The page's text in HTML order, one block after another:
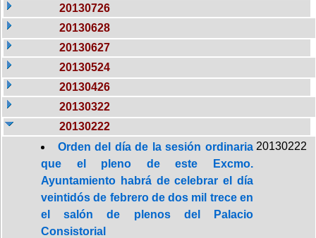
20130726
20130628
20130627
20130524
20130426
20130322
20130222
Orden del día de la sesión ordinaria
que el pleno de este Excmo.
Ayuntamiento habrá de celebrar el día
veintidós de febrero de dos mil trece en
el salón de plenos del Palacio
Consistorial
20130222